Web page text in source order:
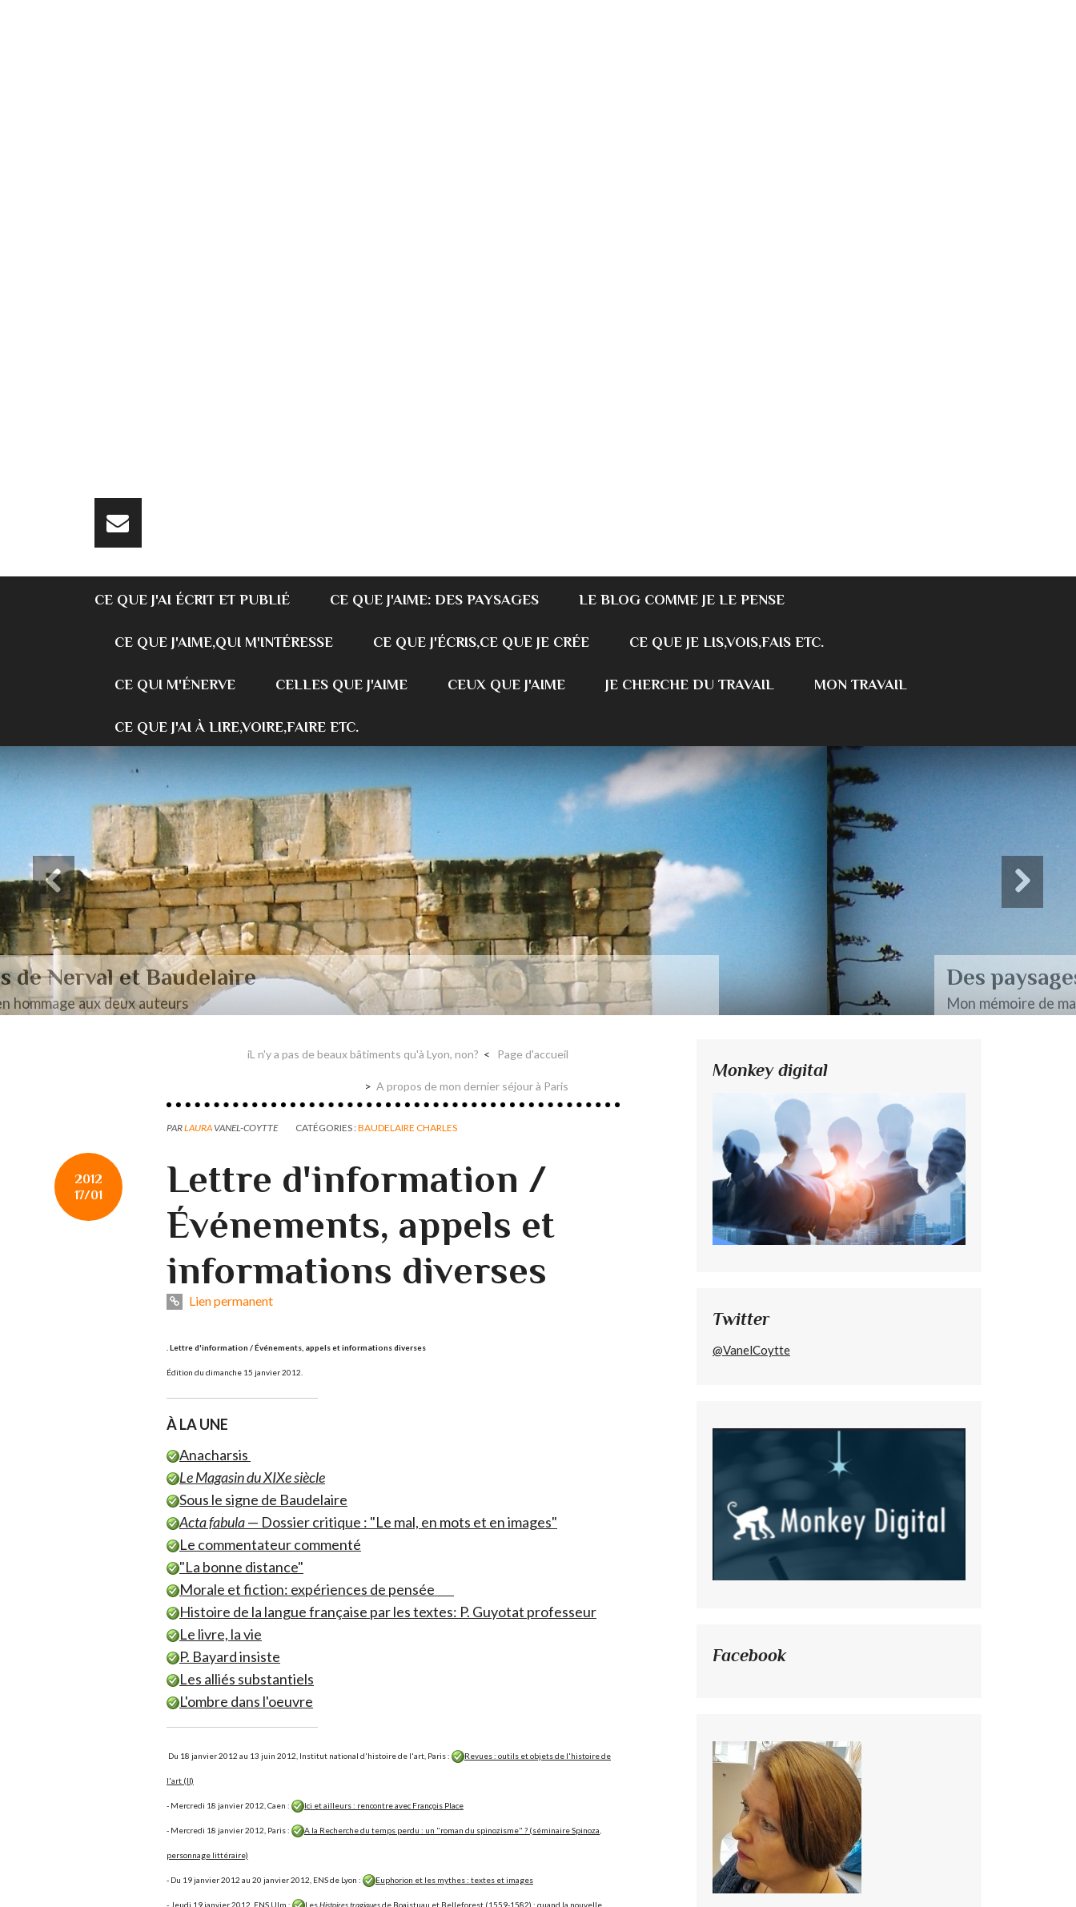
CE QUE J'AI ÉCRIT ET PUBLIÉ CE QUE J'AIME: DES PAYSAGES LE BLOG COMME JE LE PENSE
CE QUE J'AIME,QUI M'INTÉRESSE CE QUE J'ÉCRIS,CE QUE JE CRÉE CE QUE JE LIS,VOIS,FAIS ETC.
CE QUI M'ÉNERVE CELLES QUE J'AIME CEUX QUE J'AIME JE CHERCHE DU TRAVAIL MON TRAVAIL
CE QUE J'AI À LIRE,VOIRE,FAIRE ETC.
Des paysages de Baudelaire et Nerval
Mon mémoire de maîtrise
iL n'y a pas de beaux bâtiments qu'à Lyon, non? Page d'accueil
A propos de mon dernier séjour à Paris
PARLAURA VANEL-COYTTE CATÉGORIES :BAUDELAIRE CHARLES
2012
17/01
Lettre d'information /
Événements, appels et
informations diverses
Lien permanent
. Lettre d'information / Événements, appels et informations diverses
Édition du dimanche 15 janvier 2012.
À LA UNE
Anacharsis
Le Magasin du XIXe siècle
Sous le signe de Baudelaire
Acta fabula— Dossier critique : "Le mal, en mots et en images"
Le commentateur commenté
"La bonne distance"
Morale et fiction: expériences de pensée
Histoire de la langue française par les textes: P. Guyotat professeur
Le livre, la vie
P. Bayard insiste
Les alliés substantiels
L'ombre dans l'oeuvre
Du 18 janvier 2012 au 13 juin 2012, Institut national d'histoire de l'art, Paris : Revues : outils et objets de l'histoire de
l'art (II)
- Mercredi 18 janvier 2012, Caen : Ici et ailleurs : rencontre avec François Place
- Mercredi 18 janvier 2012, Paris : A la Recherche du temps perdu : un "roman du spinozisme" ? (séminaire Spinoza,
personnage littéraire)
- Du 19 janvier 2012 au 20 janvier 2012, ENS de Lyon : Euphorion et les mythes : textes et images
- Jeudi 19 janvier 2012, ENS Ulm : LesHistoires tragiquesde Boaistuau et Belleforest (1559-1582) : quand la nouvelle
Monkey digital
Twitter
@VanelCoytte
Facebook